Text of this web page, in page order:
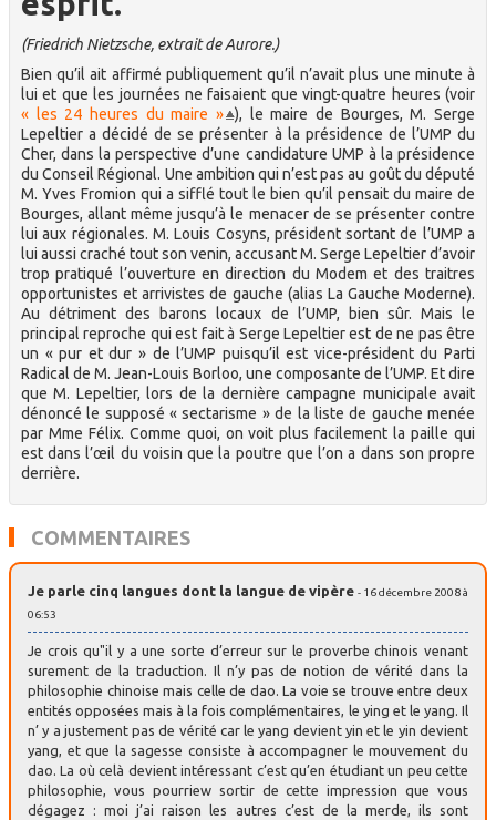
(Friedrich Nietzsche, extrait de Aurore.)
Bien qu’il ait affirmé publiquement qu’il n’avait plus une minute à
lui et que les journées ne faisaient que vingt-quatre heures (voir
« les 24 heures du maire »
), le maire de Bourges, M. Serge
Lepeltier a décidé de se présenter à la présidence de l’UMP du
Cher, dans la perspective d’une candidature UMP à la présidence
du Conseil Régional. Une ambition qui n’est pas au goût du député
M. Yves Fromion qui a sifflé tout le bien qu’il pensait du maire de
Bourges, allant même jusqu’à le menacer de se présenter contre
lui aux régionales. M. Louis Cosyns, président sortant de l’UMP a
lui aussi craché tout son venin, accusant M. Serge Lepeltier d’avoir
trop pratiqué l’ouverture en direction du Modem et des traitres
opportunistes et arrivistes de gauche (alias La Gauche Moderne).
Au détriment des barons locaux de l’UMP, bien sûr. Mais le
principal reproche qui est fait à Serge Lepeltier est de ne pas être
un « pur et dur » de l’UMP puisqu’il est vice-président du Parti
Radical de M. Jean-Louis Borloo, une composante de l’UMP. Et dire
que M. Lepeltier, lors de la dernière campagne municipale avait
dénoncé le supposé « sectarisme » de la liste de gauche menée
par Mme Félix. Comme quoi, on voit plus facilement la paille qui
est dans l’œil du voisin que la poutre que l’on a dans son propre
derrière.
COMMENTAIRES
Je parle cinq langues dont la langue de vipère - 16 décembre 2008 à
06:53
Je crois qu"il y a une sorte d’erreur sur le proverbe chinois venant
surement de la traduction. Il n’y pas de notion de vérité dans la
philosophie chinoise mais celle de dao. La voie se trouve entre deux
entités opposées mais à la fois complémentaires, le ying et le yang. Il
n’ y a justement pas de vérité car le yang devient yin et le yin devient
yang, et que la sagesse consiste à accompagner le mouvement du
dao. La où celà devient intéressant c’est qu’en étudiant un peu cette
philosophie, vous pourriew sortir de cette impression que vous
dégagez : moi j’ai raison les autres c’est de la merde, ils sont